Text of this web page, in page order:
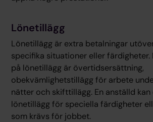
Lönetillägg
Lönetillägg är extra betalningar
specifika situationer eller färdigheter.
på lönetillägg är övertidsersättning,
obekvämlighetstillägg för arbete
nätter och skifttillägg. En anställd kan
lönetillägg för speciella färdigheter
som krävs för jobbet.